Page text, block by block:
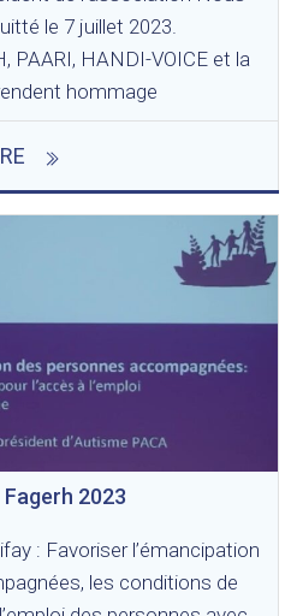
le 7 juillet 2023.
PAARI, HANDI-VOICE et la
hommage
2023
: Favoriser l’émancipation
les conditions de